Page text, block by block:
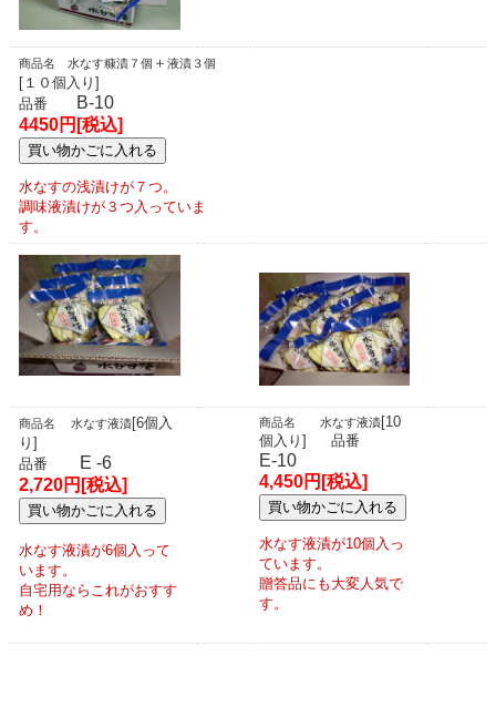
商品名 水なす糠漬７個 ＋ 液漬３個
[１０個入り]
品番
B-10
4450円[税込]
水なすの浅漬けが７つ。
調味液漬けが３つ入っていま
す。
商品名 水なす液漬[6個入
り]
品番
E -6
2,720円[税込]
水なす液漬が6個入って
います。
自宅用ならこれがおすす
め！
商品名 水なす液漬[10
個入り]
品番
E-10
4,450円[税込]
水なす液漬が10個入っ
ています。
贈答品にも大変人気で
す。